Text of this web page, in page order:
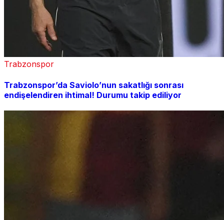
Trabzonspor
Trabzonspor’da Saviolo’nun sakatlığı sonrası
endişelendiren ihtimal! Durumu takip ediliyor